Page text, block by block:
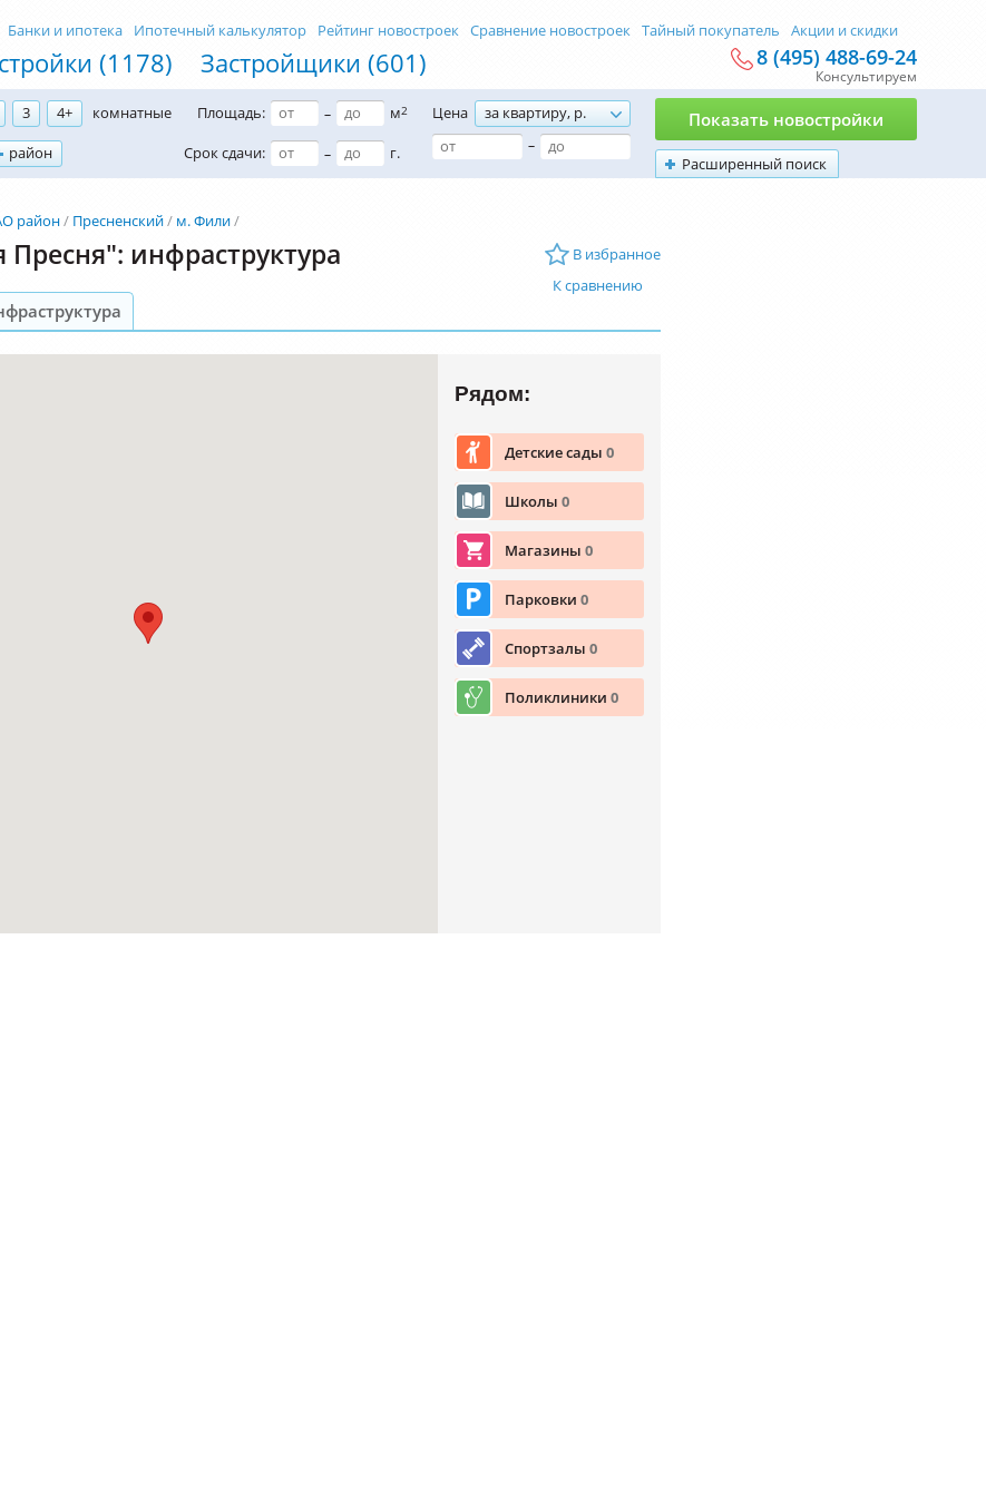
(1178) Застройщики (601)
Банки и ипотека Ипотечный калькулятор Рейтинг новостроек Сравнение новостроек Тайный покупатель Акции и скидки
8 (495) 488-69-24
Консультируем
3 4+
комнатные
район
Площадь: – м2
Срок сдачи: – г.
Цена
за квартиру, р.
–
Расширенный поиск
Показать новостройки
район Пресненский
м. Фили
В избранное
К сравнению
инфраструктура
Рядом:
Детские сады 0
Школы 0
Магазины 0
Парковки 0
Спортзалы 0
Поликлиники 0